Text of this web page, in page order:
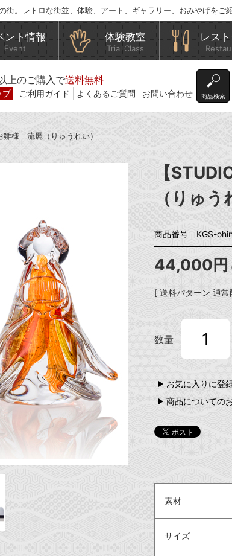
。レトロな街並、体験、アート、ギャラリー、おみやげをご
ント情報
Event
体験教室
Trial Class
レス
上のご購入で送料無料
プ ご利用ガイド よくあるご質問 お問い合わせ 商品検索
様 流麗（りゅうれい）
【
（りゅう
商品番号 KGS-
44,000円
[ 送料パターン 通常
数量
お気に入りに登
商品についての
素材
サイズ